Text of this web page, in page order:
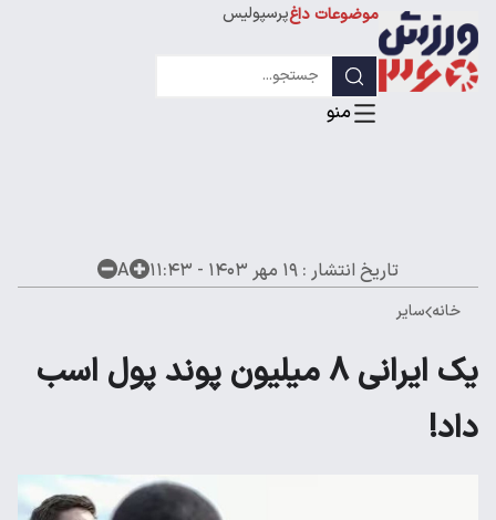
موضوعات داغپرسپولیس
لیگ قهرمانان
تاریخ انتشار : ۱۹ مهر ۱۴۰۳ - ۱۱:۴۳ A
خانه سایر
یک ایرانی 8 میلیون پوند پول اسب
داد!